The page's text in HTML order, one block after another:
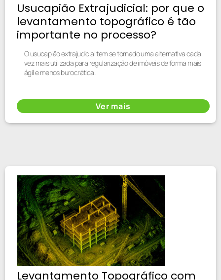
Usucapião Extrajudicial: por que o
levantamento topográfico é tão
importante no processo?
O usucapião extrajudicial tem se tornado uma alternativa cada
vez mais utilizada para regularização de imóveis de forma mais
ágil e menos burocrática.
Ver mais
Levantamento Topográfico com